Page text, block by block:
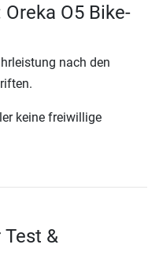
O5 Bike-
nach den
keine freiwillige
Test &